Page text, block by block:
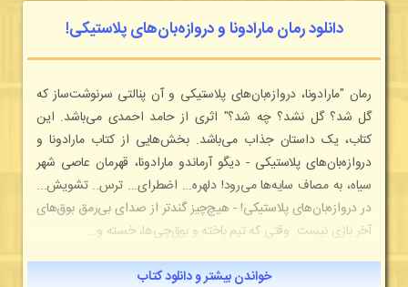
دانلود رمان مارادونا و دروازه‌بان‌های پلاستیکی!
رمان "مارادونا، دروازه‌بان‌های پلاستیکی و آن پنالتی سرنوشت‌ساز که
گل شد؟ گل نشد؟ چه شد؟" اثری از حامد احمدی می‌باشد. این
کتاب، یک داستان جذاب می‌باشد. بخش‌هایی از کتاب مارادونا و
دروازه‌بان‌های پلاستیکی - دیگو آرماندو مارادونا، قهرمان عاصی شهر
سیاه، به مصاف سایه‌ها می‌رود! دلهره... اضطرای... ترس.. تشویش...
در دروازه‌بان‌های پلاستیکی! - هیچ‌چیز گندتر از صدای بی‌رمق بوق‌های
آخر بازی نیست. وقتی که تیم باخته و بوق‌چی‌ها، خسته و...
خواندن بیشتر و دانلود کتاب